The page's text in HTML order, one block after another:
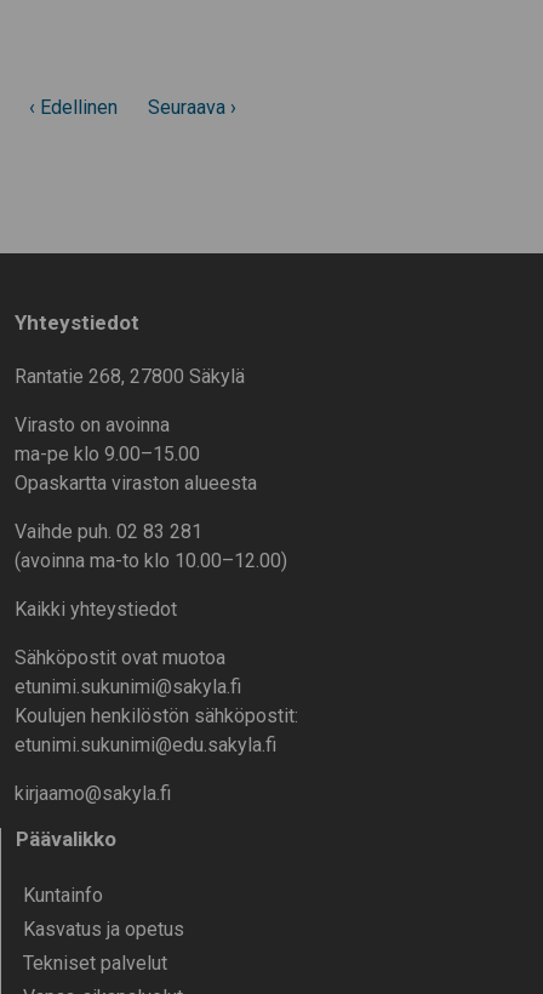
‹ Edellinen Seuraava ›
Yhteystiedot
Rantatie 268, 27800 Säkylä
Virasto on avoinna
ma-pe klo 9.00–15.00
Opaskartta viraston alueesta
Vaihde puh. 02 83 281
(avoinna ma-to klo 10.00–12.00)
Kaikki yhteystiedot
Sähköpostit ovat muotoa
etunimi.sukunimi@sakyla.fi
Koulujen henkilöstön sähköpostit:
etunimi.sukunimi@edu.sakyla.fi
kirjaamo@sakyla.fi
Päävalikko
Kunta­info
Kasvatus ja opetus
Tekniset palvelut